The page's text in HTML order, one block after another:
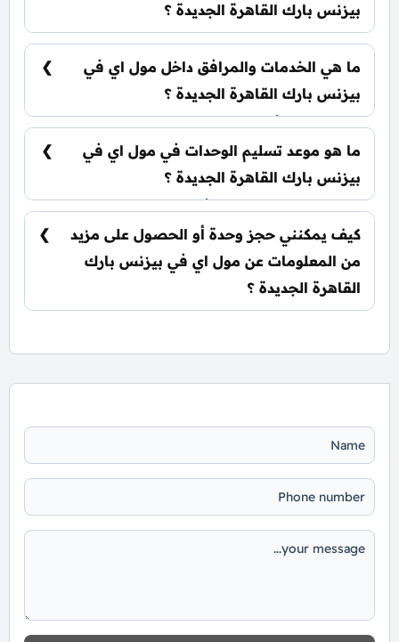
بيزنس بارك القاهرة الجديدة ؟
يمكنك حجز وحدتك بدفع مقدم 10% فقط، كما يتم
تقسيط الباقي على فترة تصل إلي 7 سنوات بدون أي
فوائد.
ما هي الخدمات والمرافق داخل مول اي في
بيزنس بارك القاهرة الجديدة ؟
يشمل المول أنظمة ذكية، سلالم ومصاعد بانورامية،
أسرع مولدات كهربائية وإطفاء حرائق، جراجات
واسعة، وحراسات أمنية مشددة.
ما هو موعد تسليم الوحدات في مول اي في
بيزنس بارك القاهرة الجديدة ؟
يتم تسليم الوحدات خلال أربع سنوات من تاريخ
التعاقد.
كيف يمكنني حجز وحدة أو الحصول على مزيد
من المعلومات عن مول اي في بيزنس بارك
القاهرة الجديدة ؟